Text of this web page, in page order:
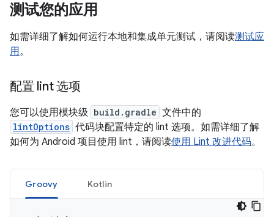
测试您的应用
如需详细了解如何运行本地和集成单元测试，请阅读测试应
用。
配置 lint 选项
您可以使用模块级 build.gradle 文件中的
lintOptions 代码块配置特定的 lint 选项。如需详细了解
如何为 Android 项目使用 lint，请阅读使用 Lint 改进代码。
Groovy Kotlin